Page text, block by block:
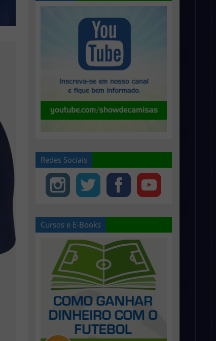
Redes Sociais
Cursos e E-Books